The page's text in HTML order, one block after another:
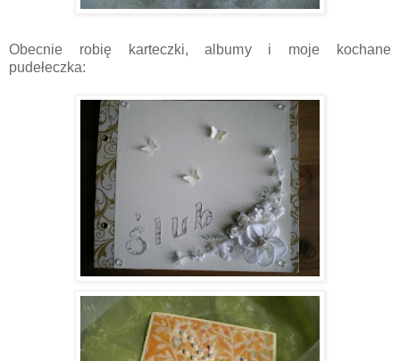
Obecnie robię karteczki, albumy i moje kochane
pudełeczka: